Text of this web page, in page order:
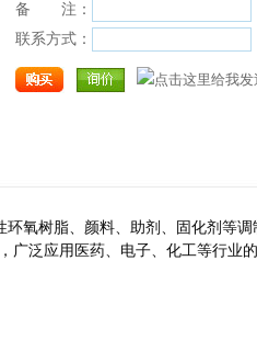
备 注：
联系方式：
环氧树脂、颜料、助剂、固化剂等
泛应用医药、电子、化工等行业的